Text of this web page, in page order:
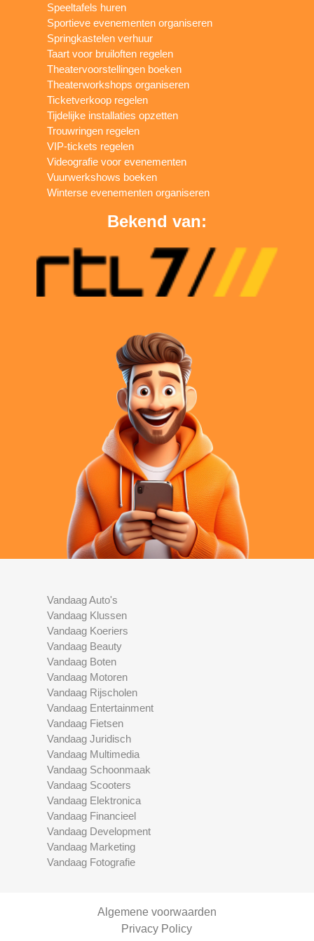
Speeltafels huren
Sportieve evenementen organiseren
Springkastelen verhuur
Taart voor bruiloften regelen
Theatervoorstellingen boeken
Theaterworkshops organiseren
Ticketverkoop regelen
Tijdelijke installaties opzetten
Trouwringen regelen
VIP-tickets regelen
Videografie voor evenementen
Vuurwerkshows boeken
Winterse evenementen organiseren
Bekend van:
Vandaag Auto's
Vandaag Klussen
Vandaag Koeriers
Vandaag Beauty
Vandaag Boten
Vandaag Motoren
Vandaag Rijscholen
Vandaag Entertainment
Vandaag Fietsen
Vandaag Juridisch
Vandaag Multimedia
Vandaag Schoonmaak
Vandaag Scooters
Vandaag Elektronica
Vandaag Financieel
Vandaag Development
Vandaag Marketing
Vandaag Fotografie
Algemene voorwaarden
Privacy Policy